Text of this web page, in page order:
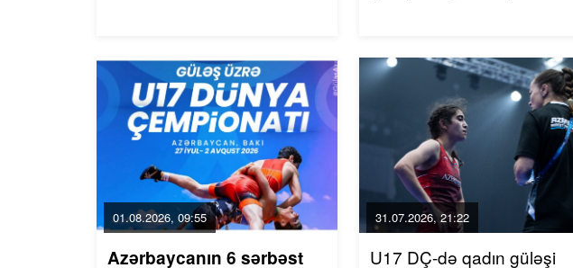
01.08.2026, 09:55
Azərbaycanın 6 sərbəst
31.07.2026, 21:22
U17 DÇ-də qadın güləşi